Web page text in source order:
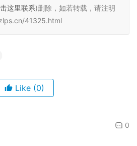
这里联系)删除，如若转载，请注明
41325.html
Like (0)
0